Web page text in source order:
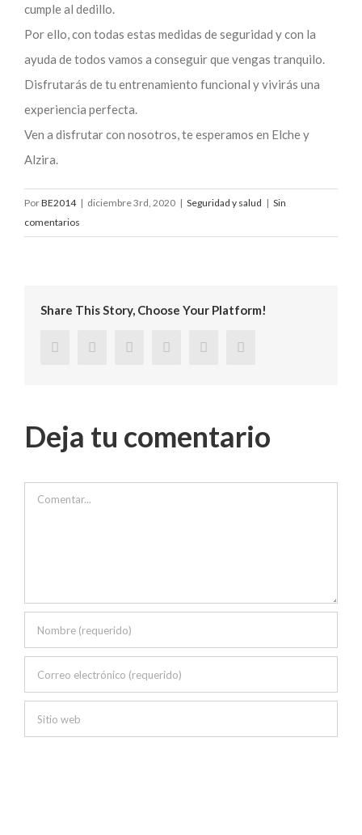
cumple al dedillo.
Por ello, con todas estas medidas de seguridad y con la
ayuda de todos vamos a conseguir que vengas tranquilo.
Disfrutarás de tu entrenamiento funcional y vivirás una
experiencia perfecta.
Ven a disfrutar con nosotros, te esperamos en Elche y
Alzira.
PorBE2014 | diciembre 3rd, 2020 | Seguridad y salud | Sin
comentarios
Share This Story, Choose Your Platform!
Deja tu comentario